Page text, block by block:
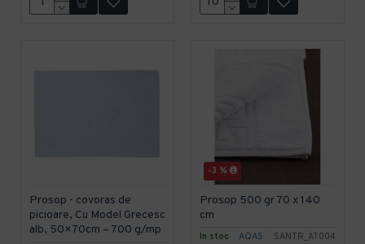
Prosop - covoras de
picioare, Cu Model Grecesc
alb, 50×70cm – 700 g/mp
-3 %
In stoc AQAS SANTR_AT004
Prosop 500 gr 70 x 140
cm